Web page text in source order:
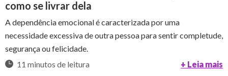
como se livrar dela
A dependência emocional é caracterizada por uma
necessidade excessiva de outra pessoa para sentir completude,
segurança ou felicidade.
11 minutos de leitura
+ Leia mais